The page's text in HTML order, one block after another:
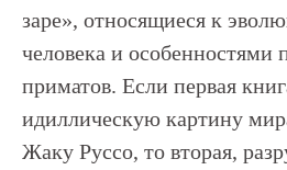
заре», относящиеся к
человека и особенностями
приматов. Если первая
идиллическую картину
Жаку Руссо, то вторая,